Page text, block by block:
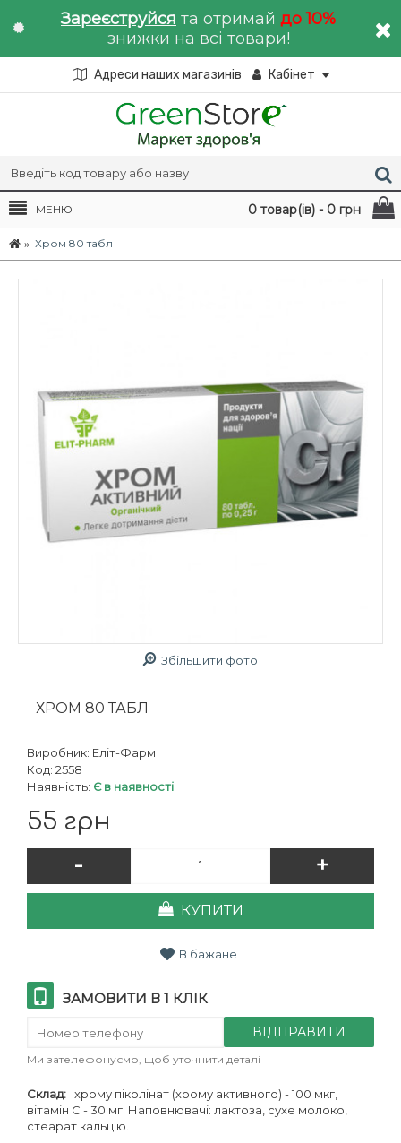
Зареєструйся та отримай до 10%
знижки на всі товари!
Адреси наших магазинів Кабінет
0 товар(ів) - 0 грн
МЕНЮ
Хром 80 табл
Збільшити фото
ХРОМ 80 ТАБЛ
Виробник: Еліт-Фарм
Код: 2558
Наявність: Є в наявності
55 грн
-
+
КУПИТИ
В бажане
ЗАМОВИТИ В 1 КЛІК
ВІДПРАВИТИ
Ми зателефонуємо, щоб уточнити деталі
Склад: хрому піколінат (хрому активного) - 100 мкг,
вітамін С - 30 мг. Наповнювачі: лактоза, сухе молоко,
стеарат кальцію.